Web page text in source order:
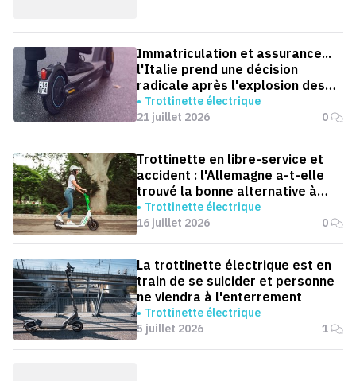
Immatriculation et assurance...
l'Italie prend une décision
radicale après l'explosion des
accidents de trottinettes
Trottinette électrique
21 juillet 2026
0
Trottinette en libre-service et
accident : l'Allemagne a-t-elle
trouvé la bonne alternative à
l'interdiction ?
Trottinette électrique
16 juillet 2026
0
La trottinette électrique est en
train de se suicider et personne
ne viendra à l'enterrement
Trottinette électrique
5 juillet 2026
1